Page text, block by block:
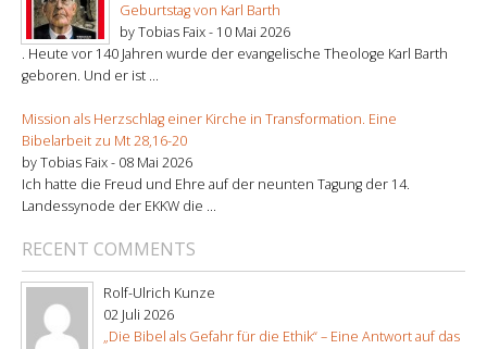
Geburtstag von Karl Barth
by Tobias Faix - 10 Mai 2026
. Heute vor 140 Jahren wurde der evangelische Theologe Karl Barth
geboren. Und er ist ...
Mission als Herzschlag einer Kirche in Transformation. Eine
Bibelarbeit zu Mt 28,16-20
by Tobias Faix - 08 Mai 2026
Ich hatte die Freud und Ehre auf der neunten Tagung der 14.
Landessynode der EKKW die ...
RECENT COMMENTS
Rolf-Ulrich Kunze
02 Juli 2026
„Die Bibel als Gefahr für die Ethik“ – Eine Antwort auf das